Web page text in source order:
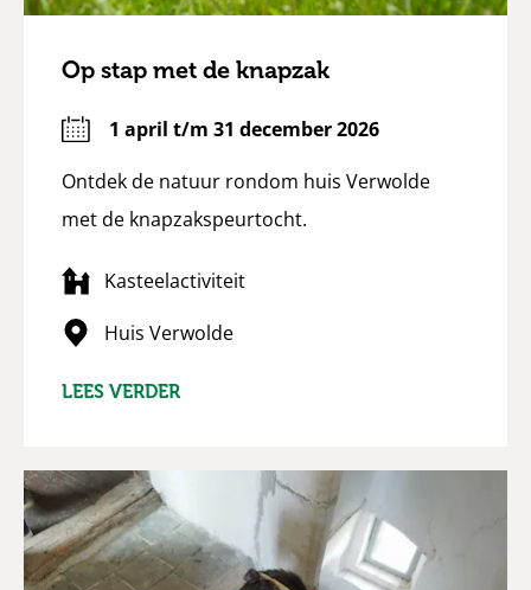
Op stap met de knapzak
1 april t/m 31 december 2026
Ontdek de natuur rondom huis Verwolde
met de knapzakspeurtocht.
Kasteelactiviteit
Huis Verwolde
LEES VERDER